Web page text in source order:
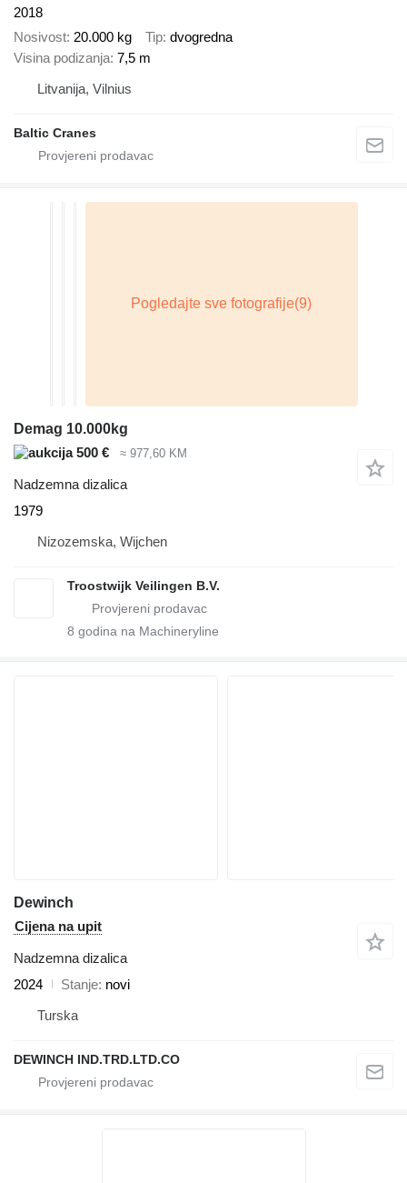
2018
Nosivost 20.000 kg Tip dvogredna
Visina podizanja 7,5 m
Litvanija, Vilnius
Baltic Cranes
Demag 10.000kg
500 €
≈ 977,60 KM
Nadzemna dizalica
1979
Nizozemska, Wijchen
Troostwijk Veilingen B.V.
8 godina na Machineryline
Dewinch
Cijena na upit
Nadzemna dizalica
2024
Stanje novi
Turska
DEWINCH IND.TRD.LTD.CO